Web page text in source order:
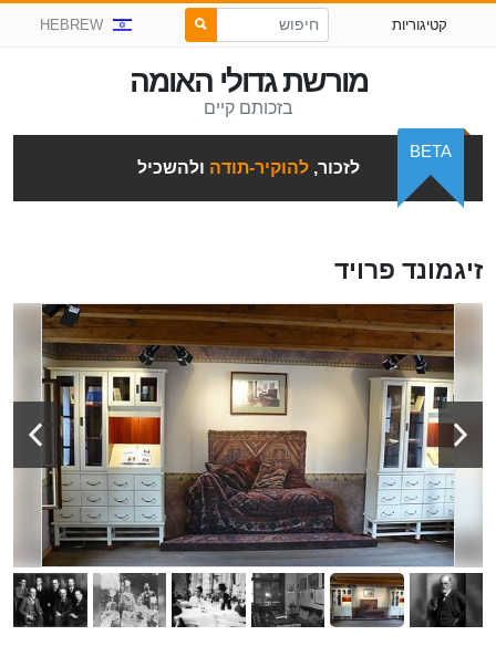
קטיגוריות HEBREW
מורשת גדולי האומה
בזכותם קיים
לזכור,להוקיר-תודה ולהשכיל
BETA
זיגמונד פרויד